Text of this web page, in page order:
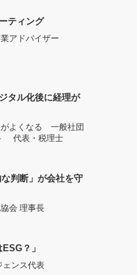
ティング
アドバイザー
タル化後に経理が
がよくなる 一般社団
代表・税理士
判断」が会社を守
会 理事長
？」
ェンス代表